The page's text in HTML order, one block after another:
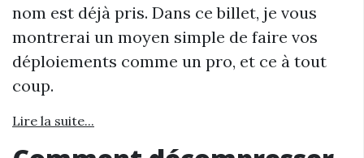
nom est déjà pris. Dans ce billet, je vous
montrerai un moyen simple de faire vos
déploiements comme un pro, et ce à tout
coup.
Lire la suite...